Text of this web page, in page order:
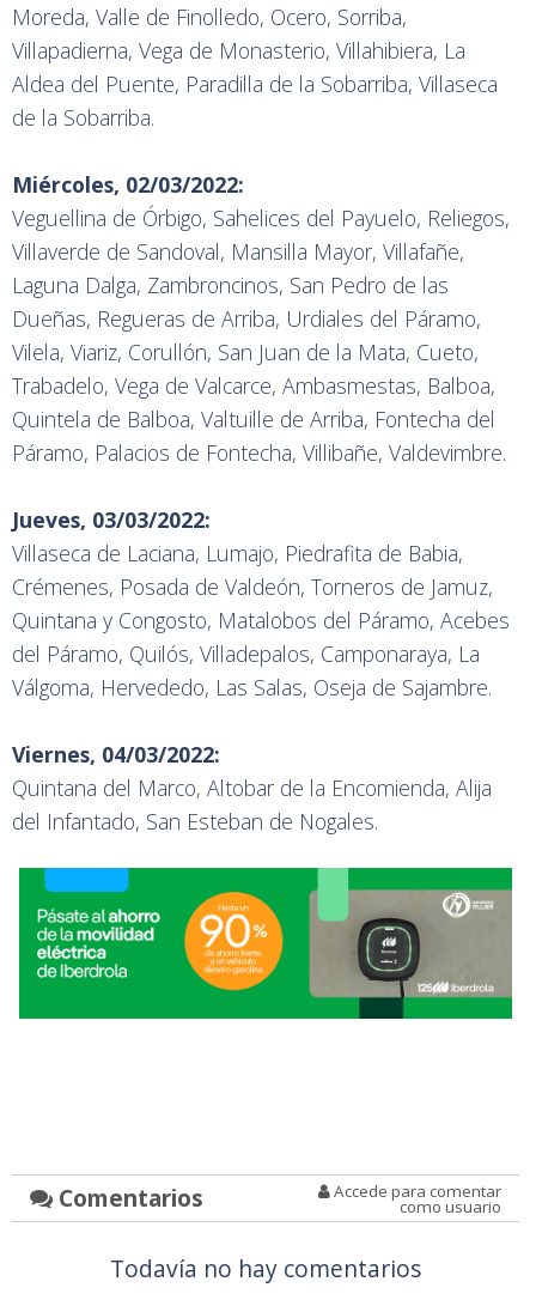
Moreda, Valle de Finolledo, Ocero, Sorriba,
Villapadierna, Vega de Monasterio, Villahibiera, La
Aldea del Puente, Paradilla de la Sobarriba, Villaseca
de la Sobarriba.
Miércoles, 02/03/2022:
Veguellina de Órbigo, Sahelices del Payuelo, Reliegos,
Villaverde de Sandoval, Mansilla Mayor, Villafañe,
Laguna Dalga, Zambroncinos, San Pedro de las
Dueñas, Regueras de Arriba, Urdiales del Páramo,
Vilela, Viariz, Corullón, San Juan de la Mata, Cueto,
Trabadelo, Vega de Valcarce, Ambasmestas, Balboa,
Quintela de Balboa, Valtuille de Arriba, Fontecha del
Páramo, Palacios de Fontecha, Villibañe, Valdevimbre.
Jueves, 03/03/2022:
Villaseca de Laciana, Lumajo, Piedrafita de Babia,
Crémenes, Posada de Valdeón, Torneros de Jamuz,
Quintana y Congosto, Matalobos del Páramo, Acebes
del Páramo, Quilós, Villadepalos, Camponaraya, La
Válgoma, Hervededo, Las Salas, Oseja de Sajambre.
Viernes, 04/03/2022:
Quintana del Marco, Altobar de la Encomienda, Alija
del Infantado, San Esteban de Nogales.
Comentarios Accede para comentar
como usuario
Todavía no hay comentarios